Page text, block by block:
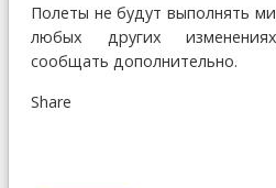
Полеты не будут выполнять
любых других
сообщать дополнительно.
Share